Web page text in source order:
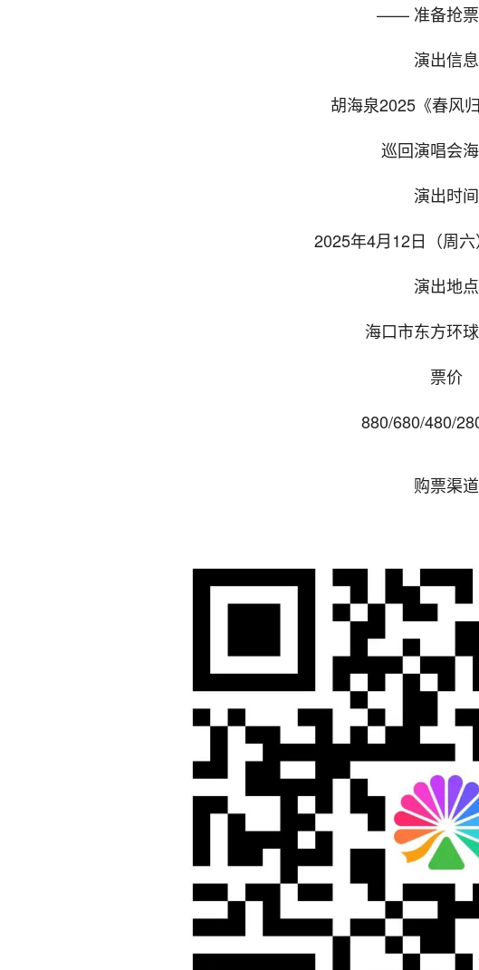
—— 准备抢
演出信息
胡海泉2025《春风
巡回演唱会
演出时间
2025年4月12日（周
演出地点
海口市东方环
票价
880/680/480/
购票渠道